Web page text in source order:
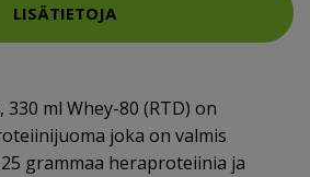
LISÄTIETOJA
ml Whey-80 (RTD) on
joka on valmis
grammaa heraproteiinia ja